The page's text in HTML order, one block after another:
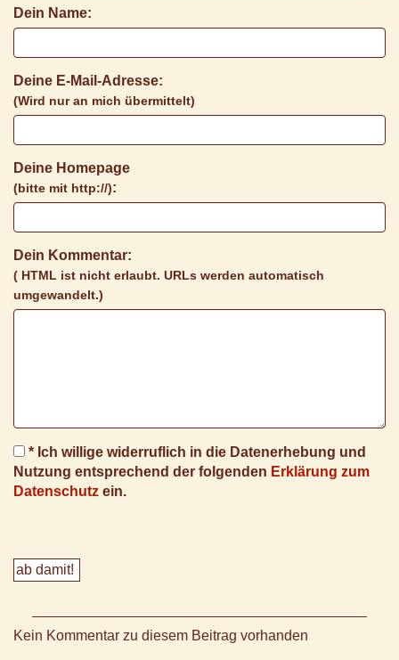
Dein Name:
Deine E-Mail-Adresse:
(Wird nur an mich übermittelt)
Deine Homepage
(bitte mit http://):
Dein Kommentar:
( HTML ist nicht erlaubt. URLs werden automatisch
umgewandelt.)
* Ich willige widerruflich in die Datenerhebung und
Nutzung entsprechend der folgenden Erklärung zum
Datenschutz ein.
Kein Kommentar zu diesem Beitrag vorhanden